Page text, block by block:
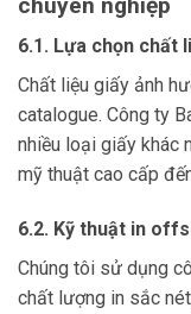
6.1. Lựa chọn chất
Chất liệu giấy ảnh
catalogue. Công ty
nhiều loại giấy khác
mỹ thuật cao cấp
6.2. Kỹ thuật in
Chúng tôi sử dụng
chất lượng in sắc